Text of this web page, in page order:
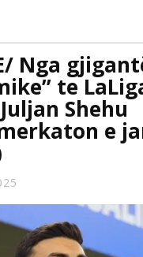
Nga
te
Shehu
merkaton e